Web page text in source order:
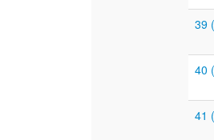
39
40
41